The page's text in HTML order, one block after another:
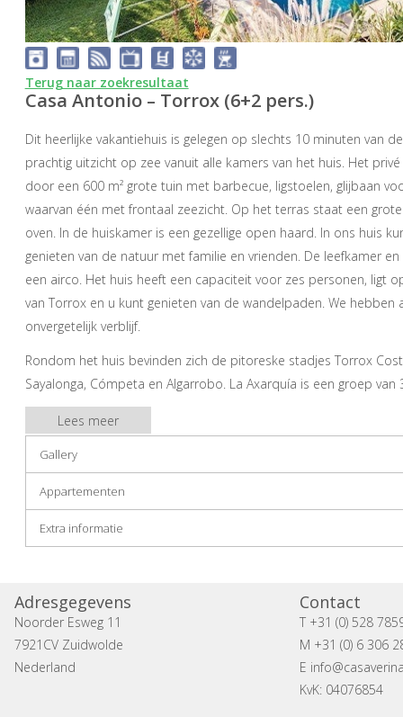
Terug naar zoekresultaat
Casa Antonio – Torrox (6+2 pers.)
Dit heerlijke vakantiehuis is gelegen op slechts 10 minuten van
prachtig uitzicht op zee vanuit alle kamers van het huis. Het
door een 600 m² grote tuin met barbecue, ligstoelen, glijbaan
waarvan één met frontaal zeezicht. Op het terras staat een
oven. In de huiskamer is een gezellige open haard. In ons huis
genieten van de natuur met familie en vrienden. De leefkamer
een airco. Het huis heeft een capaciteit voor zes personen, ligt
van Torrox en u kunt genieten van de wandelpaden. We hebben
onvergetelijk verblijf.
Rondom het huis bevinden zich de pitoreske stadjes Torrox
Sayalonga, Cómpeta en Algarrobo. La Axarquía is een groep
diepe historische wortels. Het gebied van La Axarquía heeft een
het noorden verzachten de hoge bergketens, Sierra Tejeda,
kust bereikt. La Axarquía heeft 30 km kuststreek; grenzend aan
kleine baaien en kliffen en de rest zijn zandstranden.
Kom, we wachten op u.
Lees meer
Gallery
Appartementen
Extra informatie
Adresgegevens
Noorder Esweg 11
7921CV Zuidwolde
Nederland
Contact
T +31 (0) 528
M +31 (0) 6 306
E
KvK: 04076854